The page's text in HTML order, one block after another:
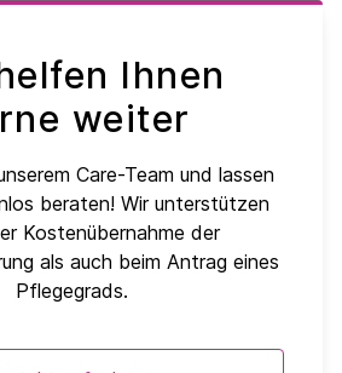
Ihnen
weiter
Care-Team und lassen
beraten! Wir unterstützen
Kostenübernahme der
als auch beim Antrag eines
Pflegegrads.